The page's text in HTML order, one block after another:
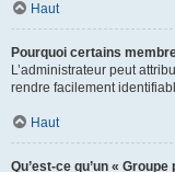
Haut
Pourquoi certains
L’administrateur peut
rendre facilement
Haut
Qu’est-ce qu’un «